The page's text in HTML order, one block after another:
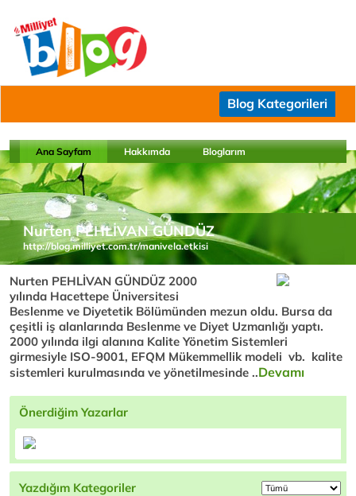
Blog Kategorileri
Ana Sayfam Hakkımda Bloglarım
Nurten PEHLİVAN GÜNDÜZ
http://blog.milliyet.com.tr/manivela.etkisi
Nurten PEHLİVAN GÜNDÜZ 2000
yılında Hacettepe Üniversitesi
Beslenme ve Diyetetik Bölümünden mezun oldu. Bursa da
çeşitli iş alanlarında Beslenme ve Diyet Uzmanlığı yaptı.
2000 yılında ilgi alanına Kalite Yönetim Sistemleri
girmesiyle ISO-9001, EFQM Mükemmellik modeli vb. kalite
sistemleri kurulmasında ve yönetilmesinde ..Devamı
Önerdiğim Yazarlar
Yazdığım Kategoriler